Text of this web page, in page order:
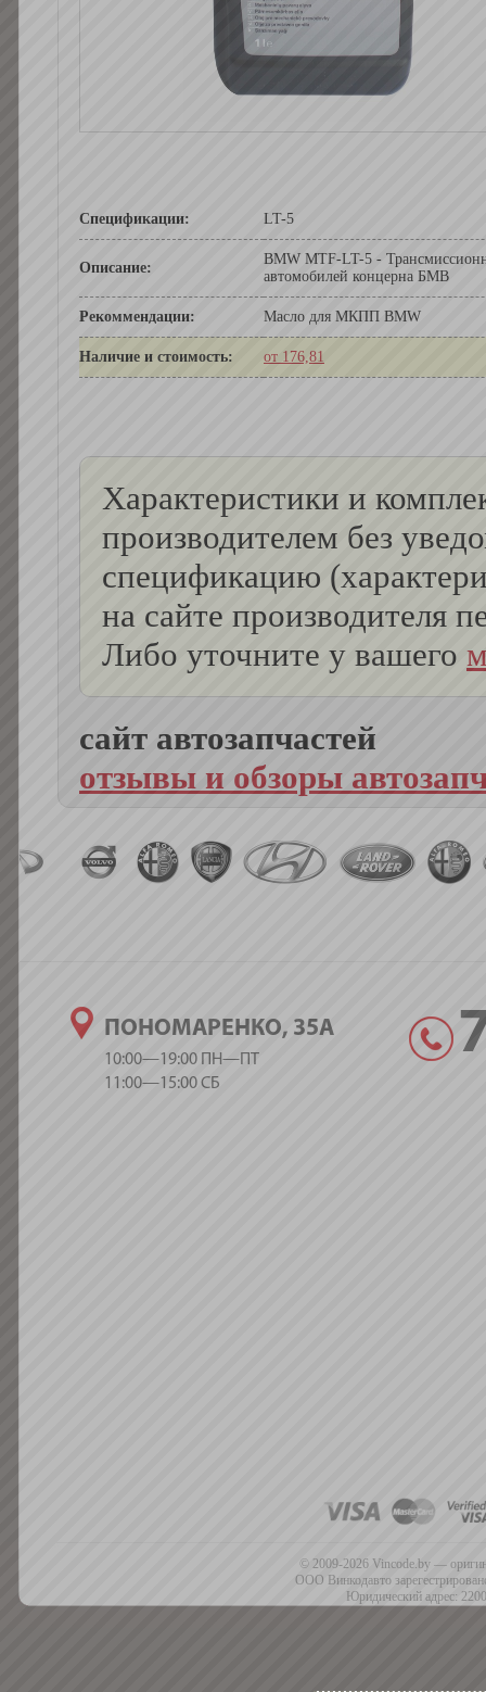
Спецификации: LT-5
Описание:
BMW MTF-LT-5 -
автомобилей концерна БМВ
Рекоммендации: Масло для МКПП BMW
Наличие и стоимость: от 176,81
Характеристики и
производителем без
спецификацию
на сайте производителя
Либо уточните у вашего
сайт автозапчастей
отзывы и обзоры
ПОНОМАРЕНКО, 35А
10:00—19:00 ПН—ПТ
11:00—15:00 СБ
© 2009-2026 Vincode.by —
ООО Винкодавто
Юридический адрес: